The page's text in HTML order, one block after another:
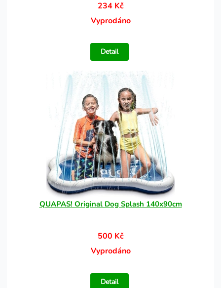
234 Kč
Vyprodáno
Detail
QUAPAS! Original Dog Splash 140x90cm
500 Kč
Vyprodáno
Detail